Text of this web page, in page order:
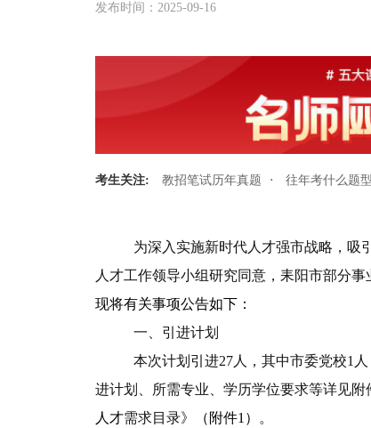
发布时间：2025-09-16
考生关注: 教招笔试历年真题 · 往年考什么题型
为深入实施新时代人才强市战略，吸
人才工作领导小组研究同意，耒阳市部分
现将有关事项公告如下：
一、引进计划
本次计划引进27人，其中市委党校1
进计划、所需专业、学历学位要求等详见附
人才需求目录》 （附件1 ）
。